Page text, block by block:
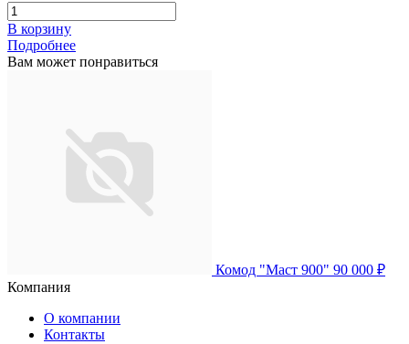
В корзину
Подробнее
Вам может понравиться
Комод "Маст 900" 90 000 ₽
Компания
О компании
Контакты